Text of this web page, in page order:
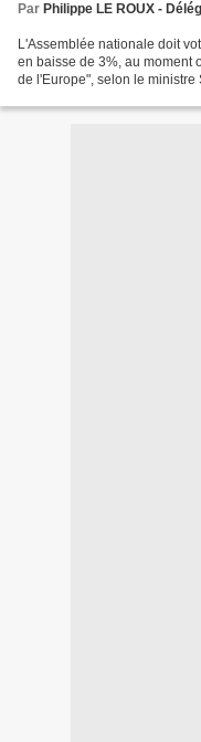
Par Philippe LE ROUX -
L'Assemblée nationale doit
en baisse de 3%, au moment
de l'Europe", selon le